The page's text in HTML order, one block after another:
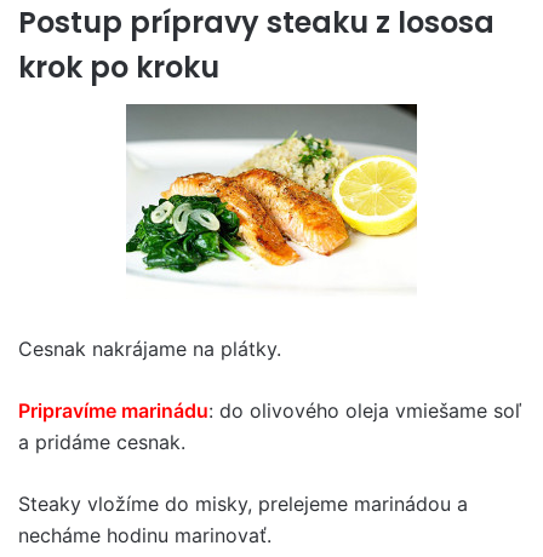
Postup prípravy steaku z lososa
krok po kroku
Cesnak nakrájame na plátky.
Pripravíme marinádu: do olivového oleja vmiešame soľ
a pridáme cesnak.
Steaky vložíme do misky, prelejeme marinádou a
necháme hodinu marinovať.